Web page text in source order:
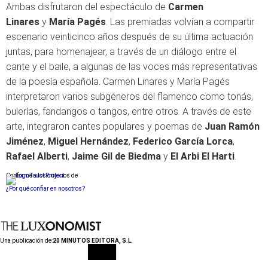
Ambas disfrutaron del espectáculo de Carmen
Linares y María Pagés . Las premiadas volvían a compartir
escenario veinticinco años después de su última actuación
juntas, para homenajear, a través de un diálogo entre el
cante y el baile, a algunas de las voces más representativas
de la poesía española. Carmen Linares y María Pagés
interpretaron varios subgéneros del flamenco como tonás,
bulerías, fandangos o tangos, entre otros. A través de este
arte, integraron cantes populares y poemas de Juan Ramón
Jiménez, Miguel Hernández, Federico García Lorca,
Rafael Alberti, Jaime Gil de Biedma y El Arbi El Harti
Conforme a los criterios de
¿Por qué confiar en nosotros?
Una publicación de:20 MINUTOS EDITORA, S.L.